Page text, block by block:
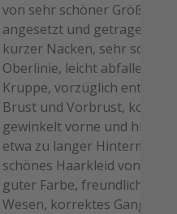
von sehr schöner Größe,
angesetzt und getragen,
kurzer Nacken, sehr schöne
Oberlinie, leicht abfallende
Kruppe, vorzüglich
Brust und Vorbrust, korrekt
gewinkelt vorne und hinten,
etwa zu langer
schönes Haarkleid von sehr
guter Farbe, freundliches
Wesen, korrektes Gangwerk